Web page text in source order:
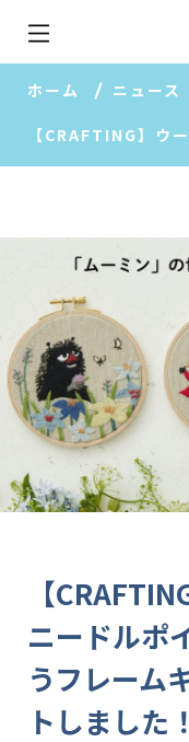
ホーム ニュース
【
ニードルポ
うフレーム
トしました！